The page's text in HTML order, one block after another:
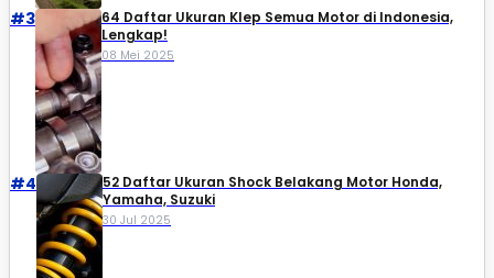
#3
64 Daftar Ukuran Klep Semua Motor di Indonesia,
Lengkap!
08 Mei 2025
#4
52 Daftar Ukuran Shock Belakang Motor Honda,
Yamaha, Suzuki​
30 Jul 2025